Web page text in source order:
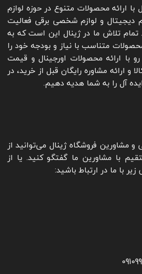
با ارائه محصولات متنوع در حوزه لوازم
دیجیتال و لوازم شخصی برقی فعالیت
تمام تلاش ما در ژینال این است که به
متناسب با نیاز و بودجه خود را
با ارائه محصولات اورجینال و قیمت
و ارائه مشاوره رایگان قبل از خرید، در
آل را به شما هدیه دهیم.
و مشاورین فروشگاه ژینال می‌توانید از
با مشاورین ما گفتگو کنید. یا از
با ما در ارتباط باشید: